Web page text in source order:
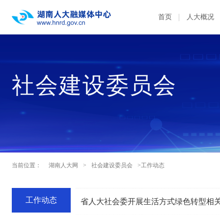
首页 人大概况
社会建设委员会
当前位置： 湖南人大网 > 社会建设委员会 >工作动态
工作动态 省人大社会委开展生活方式绿色转型相